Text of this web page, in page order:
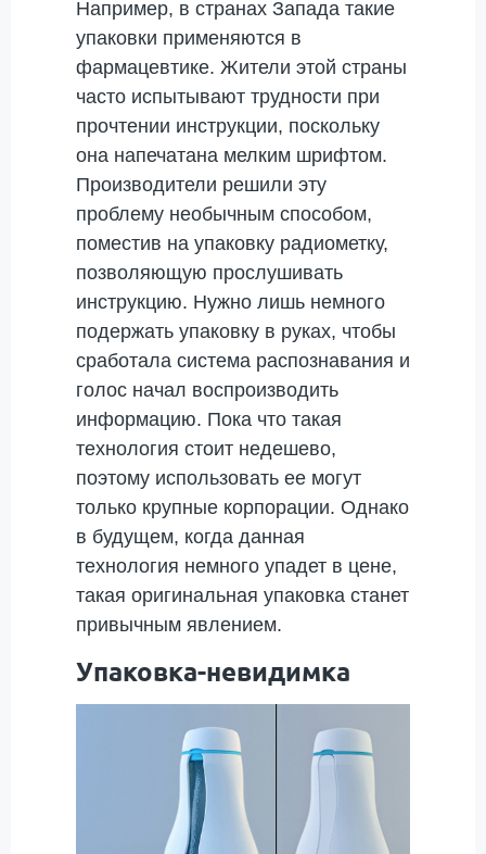
Например, в странах Запада такие
упаковки применяются в
фармацевтике. Жители этой страны
часто испытывают трудности при
прочтении инструкции, поскольку
она напечатана мелким шрифтом.
Производители решили эту
проблему необычным способом,
поместив на упаковку радиометку,
позволяющую прослушивать
инструкцию. Нужно лишь немного
подержать упаковку в руках, чтобы
сработала система распознавания и
голос начал воспроизводить
информацию. Пока что такая
технология стоит недешево,
поэтому использовать ее могут
только крупные корпорации. Однако
в будущем, когда данная
технология немного упадет в цене,
такая оригинальная упаковка станет
привычным явлением.
Упаковка-невидимка